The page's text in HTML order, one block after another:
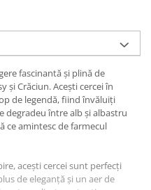
fascinantă și plină de
și Crăciun. Acești cercei în
de legendă, fiind învăluiți
degradeu între alb și albastru
ce amintesc de farmecul
acești cercei sunt perfecți
de eleganță și un aer de